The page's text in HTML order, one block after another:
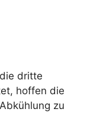
dritte
hoffen die
zu